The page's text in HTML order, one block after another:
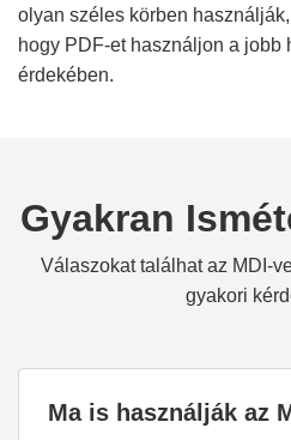
olyan széles körben
hogy PDF-et használjon a jobb
érdekében.
Gyakran
Válaszokat találhat az MDI-
gyakori
Ma is használják az